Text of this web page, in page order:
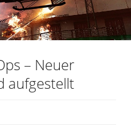
– Neuer
aufgestellt